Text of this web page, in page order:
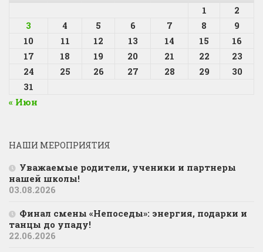
1
2
3
4 5 6 7 8
9
10
11 12 13 14 15
16
17
18 19 20 21 22
23
24
25 26 27 28 29
30
31
« Июн
НАШИ МЕРОПРИЯТИЯ
Уважаемые родители, ученики и партнеры
нашей школы!
03.08.2026
Финал смены «Непоседы»: энергия, подарки и
танцы до упаду!
22.06.2026